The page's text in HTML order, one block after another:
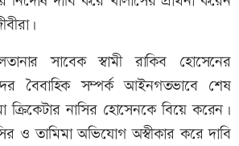
সাবেক স্বামী রাকিব হোসেনের
বৈবাহিক সম্পর্ক আইনগতভাবে শেষ
নাসির হোসেনকে বিয়ে করেন।
ও তামিমা অভিযোগ অস্বীকার করে দাবি